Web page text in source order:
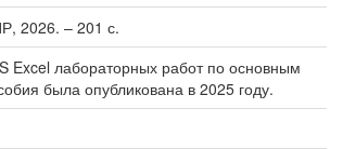
2026. – 201 с.
Excel лабораторных работ по основным
была опубликована в 2025 году.